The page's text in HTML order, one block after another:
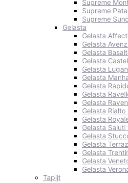
Supreme
Supreme
Supreme
Gelasta
Gelasta
Gelasta
Gelasta
Gelasta
Gelasta
Gelasta
Gelasta
Gelasta
Gelasta
Gelasta Rialto
Gelasta
Gelasta Saluti
Gelasta
Gelasta
Gelasta
Gelasta
Gelasta
Tapijt